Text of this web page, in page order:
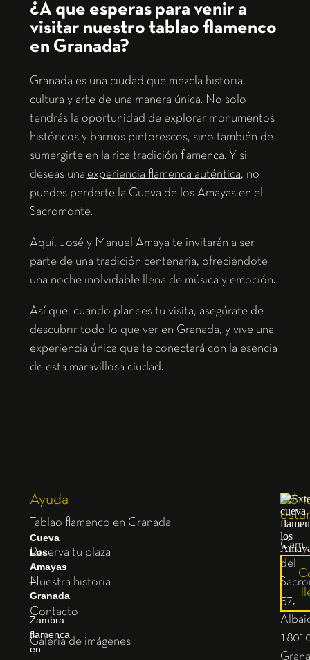
¿A que esperas para venir a
visitar nuestro tablao flamenco
en Granada?
Granada es una ciudad que mezcla historia,
cultura y arte de una manera única. No solo
tendrás la oportunidad de explorar monumentos
históricos y barrios pintorescos, sino también de
sumergirte en la rica tradición flamenca. Y si
deseas una experiencia flamenca auténtica, no
puedes perderte la Cueva de los Amayas en el
Sacromonte.
Aquí, José y Manuel Amaya te invitarán a ser
parte de una tradición centenaria, ofreciéndote
una noche inolvidable llena de música y emoción.
Así que, cuando planees tu visita, asegúrate de
descubrir todo lo que ver en Granada, y vive una
experiencia única que te conectará con la esencia
de esta maravillosa ciudad.
Cueva
Los
Amayas
–
Granada
Zambra
flamenca
en
Ayuda
Tablao flamenco en Granada
Reserva tu plaza
Nuestra historia
Contacto
Galería de imágenes
Cam.
del
57,